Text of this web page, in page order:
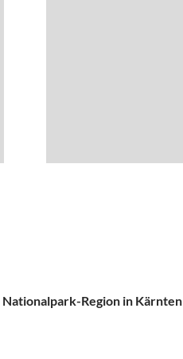
Nationalpark-Region in Kärnten